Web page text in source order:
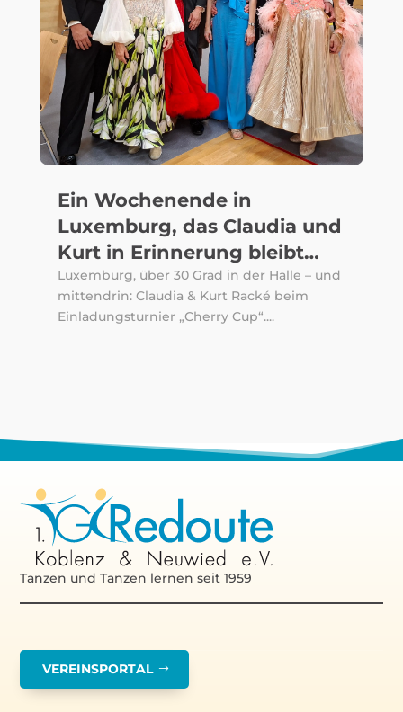
Ein Wochenende in
Luxemburg, das Claudia und
Kurt in Erinnerung bleibt…
Luxemburg, über 30 Grad in der Halle – und
mittendrin: Claudia & Kurt Racké beim
Einladungsturnier „Cherry Cup“....
Tanzen und Tanzen lernen seit 1959
VEREINSPORTAL